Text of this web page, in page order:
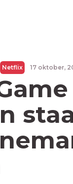
Netflix 17 oktober,